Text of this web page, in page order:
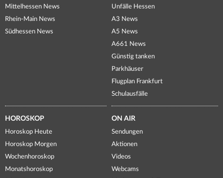
Mittelhessen News
Rhein-Main News
Südhessen News
Unfälle Hessen
A3 News
A5 News
A661 News
Günstig tanken
Parkhäuser
Flugplan Frankfurt
Schulausfälle
HOROSKOP
Horoskop Heute
Horoskop Morgen
Wochenhoroskop
Monatshoroskop
ON AIR
Sendungen
Aktionen
Videos
Webcams